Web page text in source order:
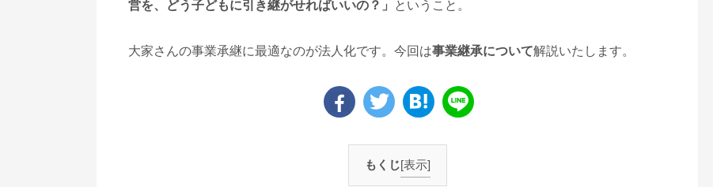
営を、どう子どもに引き継がせればいいの？」
ということ。
大家さんの事業承継に最適なのが法人化です。今回は事業継承について解説いたします。
もくじ[表示]